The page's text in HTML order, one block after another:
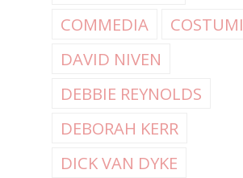
COMMEDIA
COSTUMI
DAVID NIVEN
DEBBIE REYNOLDS
DEBORAH KERR
DICK VAN DYKE